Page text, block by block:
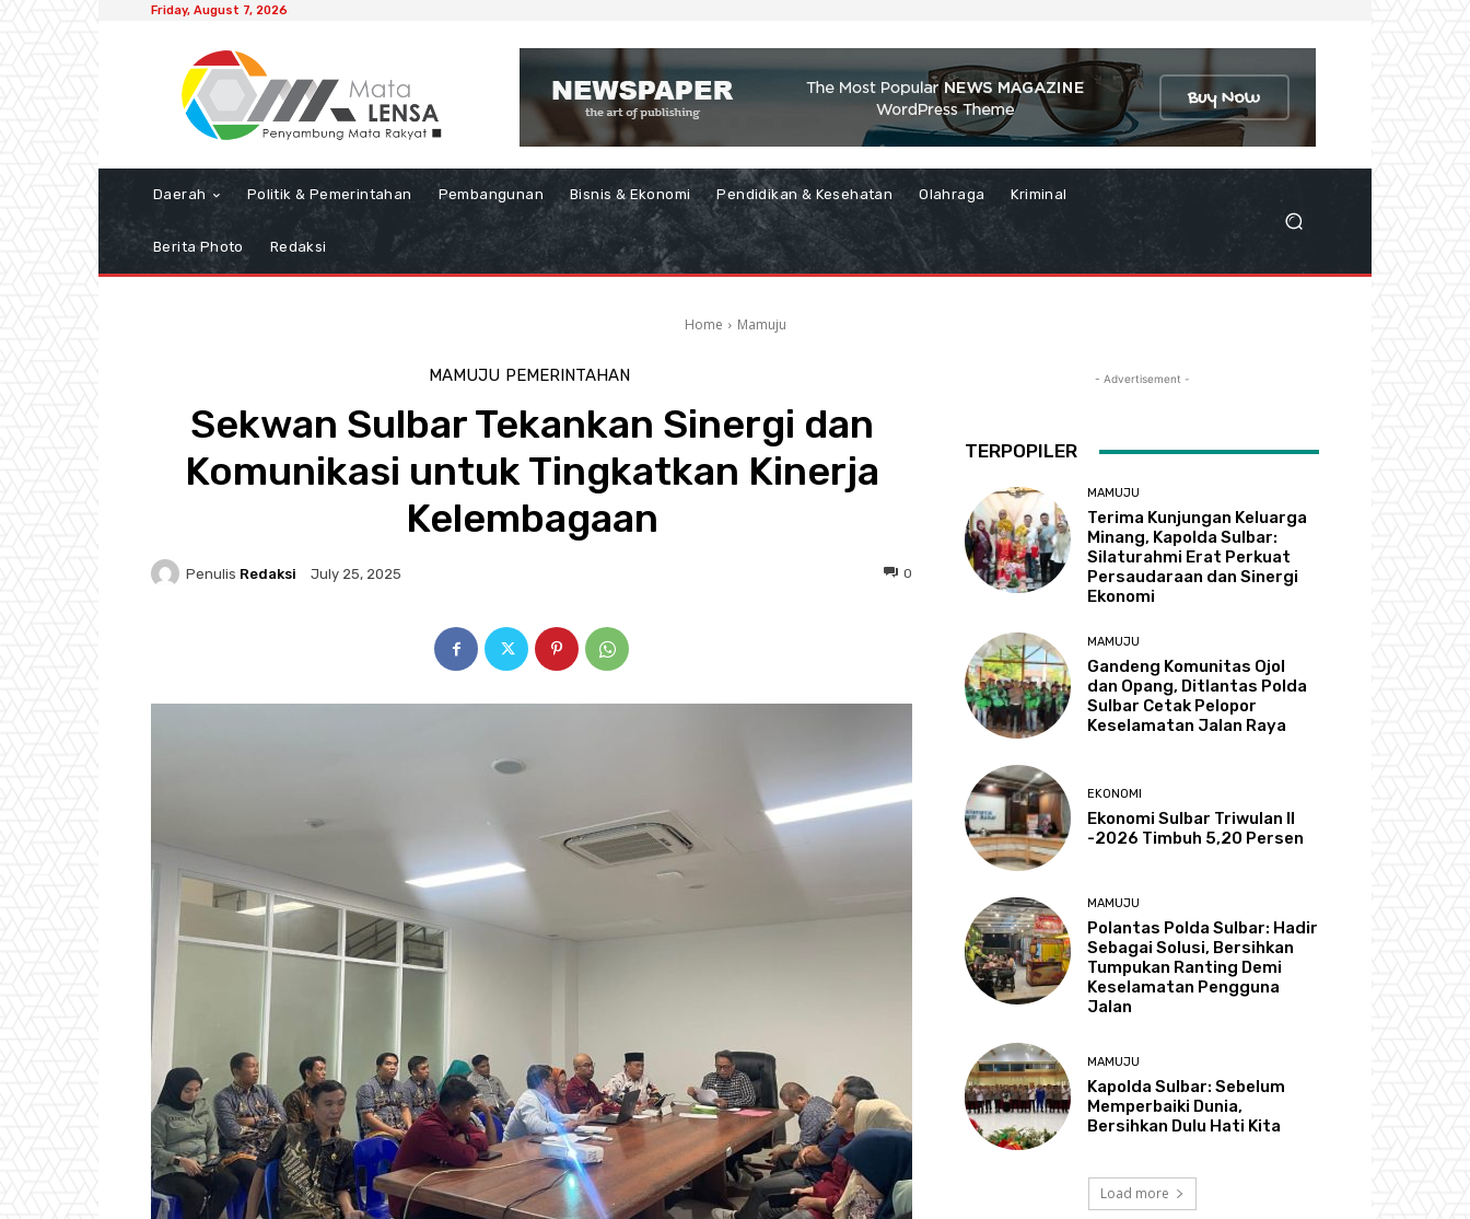
Friday, August 7, 2026
Daerah Politik & Pemerintahan Pembangunan Bisnis & Ekonomi Pendidikan & Kesehatan Olahraga Kriminal
Berita Photo Redaksi
Home Mamuju
MAMUJU PEMERINTAHAN
Sekwan Sulbar Tekankan Sinergi dan
Komunikasi untuk Tingkatkan Kinerja
Kelembagaan
Penulis Redaksi July 25, 2025 0
- Advertisement -
TERPOPILER
MAMUJU
Terima Kunjungan Keluarga
Minang, Kapolda Sulbar:
Silaturahmi Erat Perkuat
Persaudaraan dan Sinergi
Ekonomi
MAMUJU
Gandeng Komunitas Ojol
dan Opang, Ditlantas Polda
Sulbar Cetak Pelopor
Keselamatan Jalan Raya
EKONOMI
Ekonomi Sulbar Triwulan II
-2026 Timbuh 5,20 Persen
MAMUJU
Polantas Polda Sulbar: Hadir
Sebagai Solusi, Bersihkan
Tumpukan Ranting Demi
Keselamatan Pengguna
Jalan
MAMUJU
Kapolda Sulbar: Sebelum
Memperbaiki Dunia,
Bersihkan Dulu Hati Kita
Load more